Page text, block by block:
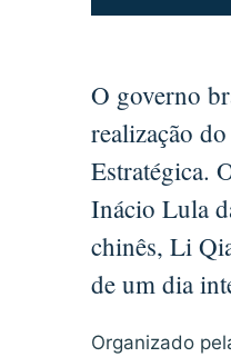
O governo
realização
Estratégica.
Inácio Lula
chinês, Li
de um dia
Organizado